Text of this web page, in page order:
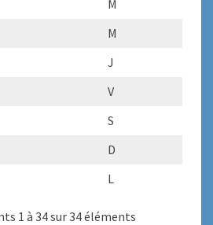
M
M
J
V
S
D
L
1 à 34 sur 34 éléments